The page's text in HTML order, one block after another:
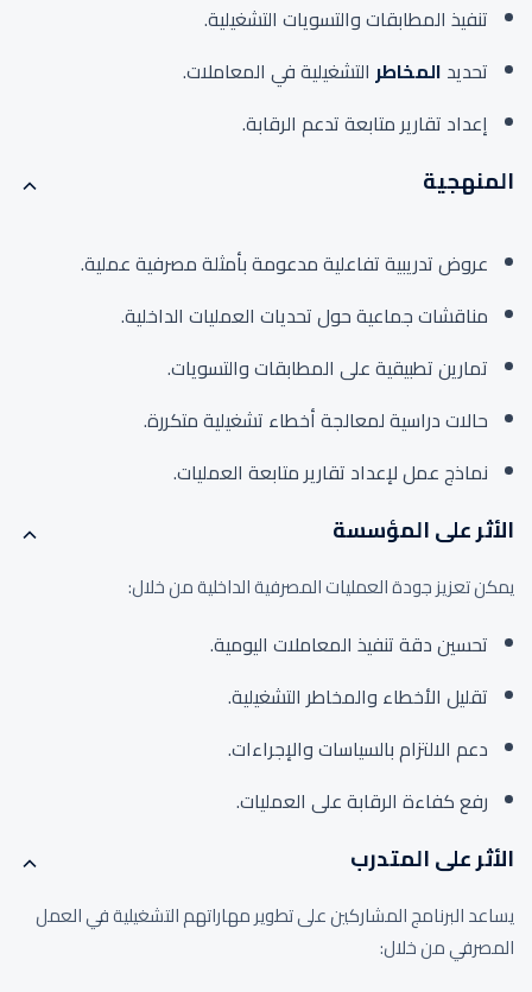
تنفيذ المطابقات والتسويات التشغيلية.
تحديد المخاطر التشغيلية في المعاملات.
إعداد تقارير متابعة تدعم الرقابة.
المنهجية
عروض تدريبية تفاعلية مدعومة بأمثلة مصرفية عملية.
مناقشات جماعية حول تحديات العمليات الداخلية.
تمارين تطبيقية على المطابقات والتسويات.
حالات دراسية لمعالجة أخطاء تشغيلية متكررة.
نماذج عمل لإعداد تقارير متابعة العمليات.
الأثر على المؤسسة
يمكن تعزيز جودة العمليات المصرفية الداخلية من خلال:
تحسين دقة تنفيذ المعاملات اليومية.
تقليل الأخطاء والمخاطر التشغيلية.
دعم الالتزام بالسياسات والإجراءات.
رفع كفاءة الرقابة على العمليات.
الأثر على المتدرب
يساعد البرنامج المشاركين على تطوير مهاراتهم التشغيلية في العمل
المصرفي من خلال: